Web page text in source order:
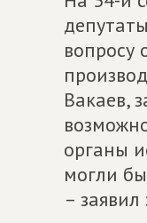
вопросу
Вакаев,
органы
могли
– заявил